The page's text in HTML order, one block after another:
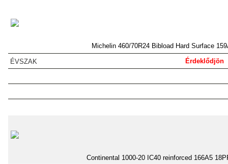
Michelin 460/70R24 Bibload Hard Surface
Érdeklődjön
Continental 1000-20 IC40 reinforced 166A5